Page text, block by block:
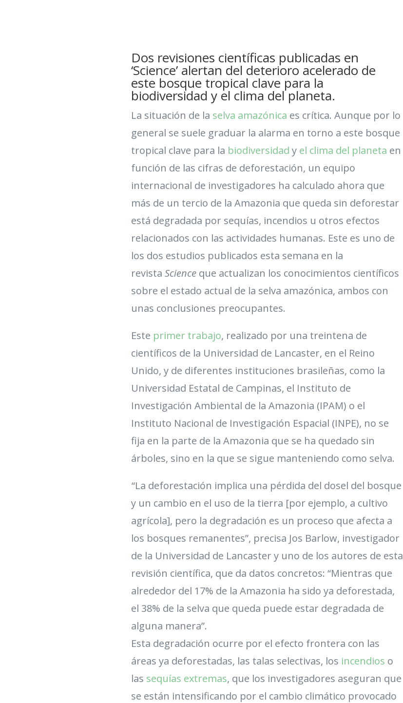
Dos revisiones científicas publicadas en
‘Science’ alertan del deterioro acelerado de
este bosque tropical clave para la
biodiversidad y el clima del planeta.
La situación de la selva amazónica es crítica. Aunque por lo
general se suele graduar la alarma en torno a este bosque
tropical clave para la biodiversidad y el clima del planeta en
función de las cifras de deforestación, un equipo
internacional de investigadores ha calculado ahora que
más de un tercio de la Amazonia que queda sin deforestar
está degradada por sequías, incendios u otros efectos
relacionados con las actividades humanas. Este es uno de
los dos estudios publicados esta semana en la
revista Science que actualizan los conocimientos científicos
sobre el estado actual de la selva amazónica, ambos con
unas conclusiones preocupantes.
Este primer trabajo, realizado por una treintena de
científicos de la Universidad de Lancaster, en el Reino
Unido, y de diferentes instituciones brasileñas, como la
Universidad Estatal de Campinas, el Instituto de
Investigación Ambiental de la Amazonia (IPAM) o el
Instituto Nacional de Investigación Espacial (INPE), no se
fija en la parte de la Amazonia que se ha quedado sin
árboles, sino en la que se sigue manteniendo como selva.
“La deforestación implica una pérdida del dosel del bosque
y un cambio en el uso de la tierra [por ejemplo, a cultivo
agrícola], pero la degradación es un proceso que afecta a
los bosques remanentes”, precisa Jos Barlow, investigador
de la Universidad de Lancaster y uno de los autores de esta
revisión científica, que da datos concretos: “Mientras que
alrededor del 17% de la Amazonia ha sido ya deforestada,
el 38% de la selva que queda puede estar degradada de
alguna manera”.
Esta degradación ocurre por el efecto frontera con las
áreas ya deforestadas, las talas selectivas, los incendios o
las sequías extremas, que los investigadores aseguran que
se están intensificando por el cambio climático provocado